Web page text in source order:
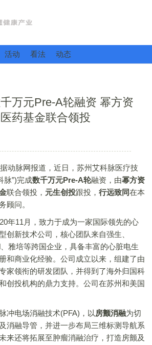
活动 看法 动态
万元Pre-A轮融资 幂方资
药基金联合领投
脉网报道，近日，苏州艾科脉医疗技
脉”)完成数千万元Pre-A轮融资，由幂方资
联合领投， 元生创投跟投， 行远致同在本
顾问。
11月，致力于成为一家国际领先的心
创新技术公司，核心团队来自强生、
雅培等跨国企业，具备丰富的心脏电生
和商业化经验。公司成立以来，组建了由
家领衔的研发团队，并得到了海外归国科
创投机构的鼎力支持。公司在苏州和美国
电场消融技术(PFA)，以 房颤消融为切
消融导管，并进一步布局三维标测导航系
来还将拓展至肿瘤消融治疗，打造房颤及